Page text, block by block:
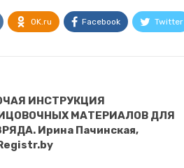
OK.ru Facebook Twitter
ИНСТРУКЦИЯ
МАТЕРИАЛОВ ДЛЯ
Ирина Пачинская,